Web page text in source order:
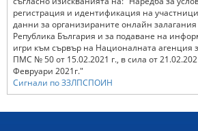
регистрация и идентификация на
данни за организираните онлайн
Република България и за подаване на
игри към сървър на Националната агенция
ПМС № 50 от 15.02.2021 г., в сила от
Февруари 2021г."
Сигнали по ЗЗЛПСПОИН